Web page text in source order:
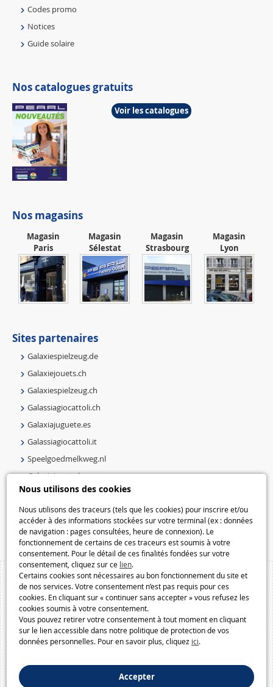
Nous utilisons des cookies
Nous utilisons des traceurs (tels que les cookies) pour inscrire et/ou
accéder à des informations stockées sur votre terminal (ex : données
de navigation : pages consultées, heure de connexion). Le
fonctionnement de certains de ces traceurs est soumis à votre
consentement. Pour le détail de ces finalités fondées sur votre
consentement, cliquez sur ce lien.
Certains cookies sont nécessaires au bon fonctionnement du site et
de nos services. Votre consentement n’est pas requis pour ces
cookies. En cliquant sur « continuer sans accepter » vous refusez les
cookies soumis à votre consentement.
Vous pouvez retirer votre consentement à tout moment en cliquant
sur le lien accessible dans notre politique de protection de vos
données personnelles. Pour en savoir plus, cliquez ici.
Accepter
Codes promo
Notices
Guide solaire
Nos catalogues gratuits
Voir les catalogues
Nos magasins
Magasin
Paris
Magasin
Sélestat
Magasin
Strasbourg
Magasin
Lyon
Sites partenaires
Galaxiespielzeug.de
Galaxiejouets.ch
Galaxiespielzeug.ch
Galassiagiocattoli.ch
Galaxiajuguete.es
Galassiagiocattoli.it
Speelgoedmelkweg.nl
Galaxiejouets.be
Galaxiespielzeug.be
Speelgoedmelkweg.be
Macway.com